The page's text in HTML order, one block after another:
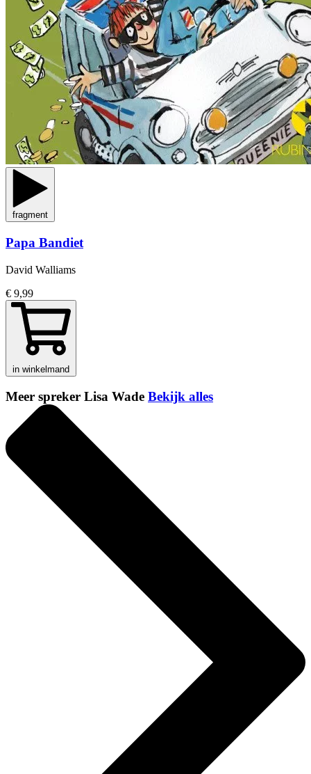
fragment
Papa Bandiet
David Walliams
€ 9,99
in winkelmand
Meer spreker Lisa Wade Bekijk alles